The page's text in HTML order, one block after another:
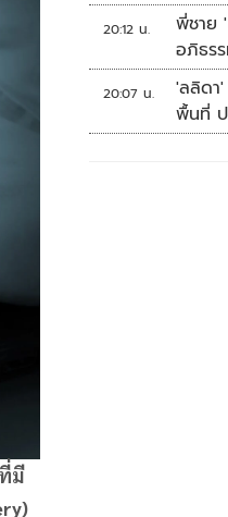
มี
20:12 น.
พี่ชาย
อภิธร
ส.ค.
20:07 น.
'ลลิดา
พื้นที่ ป